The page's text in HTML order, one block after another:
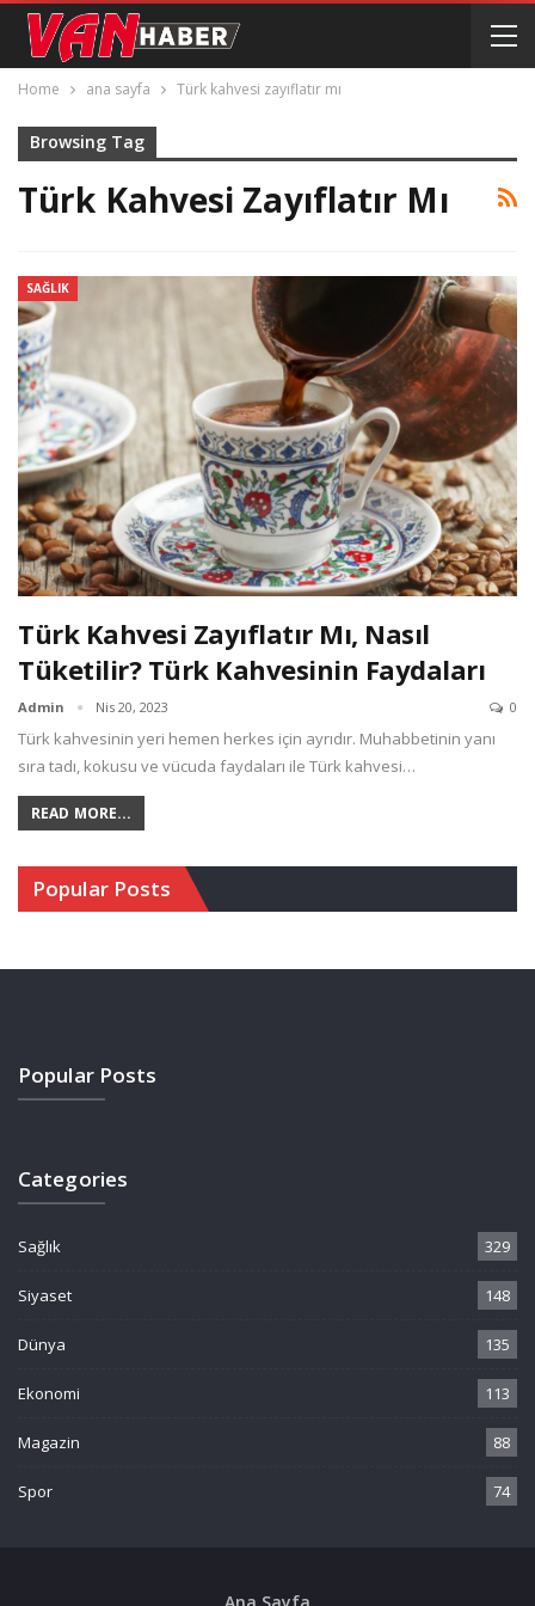
Home ana sayfa Türk kahvesi zayıflatır mı
Browsing Tag
Türk Kahvesi Zayıflatır Mı
SAĞLIK
Türk Kahvesi Zayıflatır Mı, Nasıl
Tüketilir? Türk Kahvesinin Faydaları
Admin Nis 20, 2023 0
Türk kahvesinin yeri hemen herkes için ayrıdır. Muhabbetinin yanı
sıra tadı, kokusu ve vücuda faydaları ile Türk kahvesi…
READ MORE...
Popular Posts
Popular Posts
Categories
Sağlık 329
Siyaset 148
Dünya 135
Ekonomi 113
Magazin 88
Spor 74
Ana Sayfa